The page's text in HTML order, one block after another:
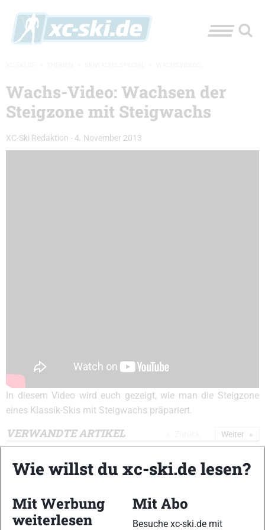
Wachs-Video: Wachsen der
Steigzone mit Steigwachs
XC-Ski Redaktion -4. November 2013
In diesem Video wird euch gezeigt, wie man die Steigzone
eines Klassik-Skis mit Steigwachs präpariert.
VERWANDTE ARTIKEL
Wachs-Video:
Wachs-Video:
Wachs-Video:
Weiter
Wie willst du xc-ski.de lesen?
Mit Werbung
weiterlesen
Mit Abo
Besuche xc-ski.de mit